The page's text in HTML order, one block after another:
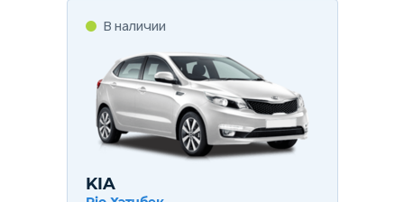
В наличии
KIA